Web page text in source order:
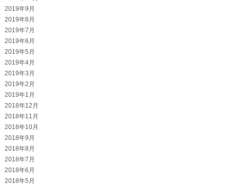
2019年9月
2019年8月
2019年7月
2019年6月
2019年5月
2019年4月
2019年3月
2019年2月
2019年1月
2018年12月
2018年11月
2018年10月
2018年9月
2018年8月
2018年7月
2018年6月
2018年5月